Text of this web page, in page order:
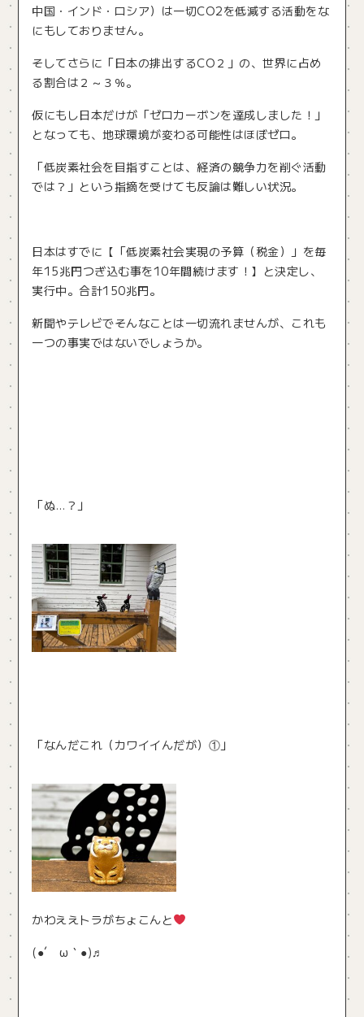
中国・インド・ロシア）は一切CO2を低減する活動をな
にもしておりません。
そしてさらに「日本の排出するCO２」の、世界に占め
る割合は２～３％。
仮にもし日本だけが「ゼロカーボンを達成しました！」
となっても、地球環境が変わる可能性はほぼゼロ。
「低炭素社会を目指すことは、経済の競争力を削ぐ活動
では？」という指摘を受けても反論は難しい状況。
日本はすでに【「低炭素社会実現の予算（税金）」を毎
年15兆円つぎ込む事を10年間続けます！】と決定し、
実行中。合計150兆円。
新聞やテレビでそんなことは一切流れませんが、これも
一つの事実ではないでしょうか。
「ぬ…？」
「なんだこれ（カワイイんだが）①」
かわええトラがちょこんと
(●´ ω｀●)♬